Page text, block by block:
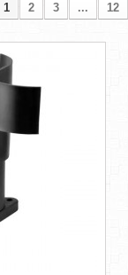
1 2 3 ... 12